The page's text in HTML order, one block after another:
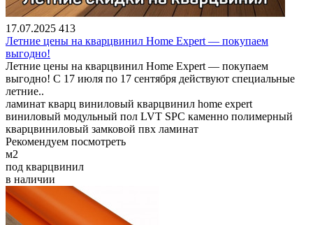
17.07.2025 413
Летние цены на кварцвинил Home Expert — покупаем
выгодно!
Летние цены на кварцвинил Home Expert — покупаем
выгодно! С 17 июля по 17 сентября действуют специальные
летние..
ламинат кварц виниловый кварцвинил home expert
виниловый модульный пол LVT SPC каменно полимерный
кварцвиниловый замковой пвх ламинат
Рекомендуем посмотреть
м2
под кварцвинил
в наличии